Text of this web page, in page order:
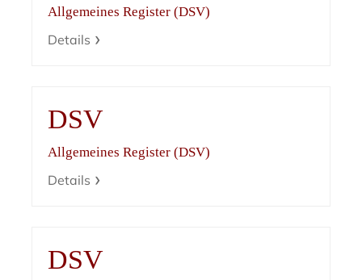
Allgemeines Register (DSV)
Details
DSV
Allgemeines Register (DSV)
Details
DSV